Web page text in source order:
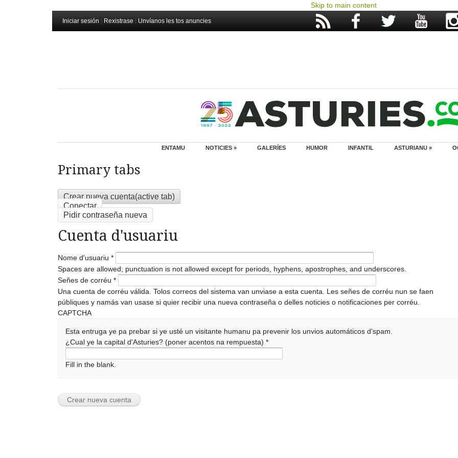
Skip to main content
Iniciar sesión Rexistrase Unvíanos les tos anuncies
ENTAMU NOTICIES » GALERÍES HUMOR INFANTIL ASTURIANU »
Primary tabs
Crear nueva cuenta(active tab)
Conectar
Pidir contraseña nueva
Cuenta d'usuariu
Nome d'usuariu *
Spaces are allowed; punctuation is not allowed except for periods, hyphens, apostrophes, and underscores.
Señes de corréu *
Una cuenta de corréu válida. Tolos correos del sistema van unviase a esta cuenta. Les señes de corréu nun se faen
públiques y namás van usase si quier recibir una nueva contraseña o delles noticies o notificaciones per corréu.
CAPTCHA
Esta entruga ye pa prebar si ye usté un visitante humanu pa prevenir los unvios automáticos d'spam.
¿Cual ye la capital d'Asturies? (poner acentos na rempuesta)*
Fill in the blank.